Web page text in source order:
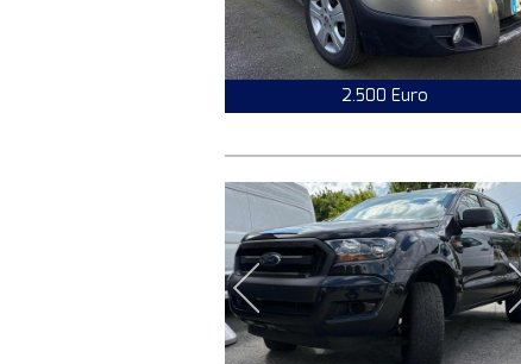
2.500 Euro